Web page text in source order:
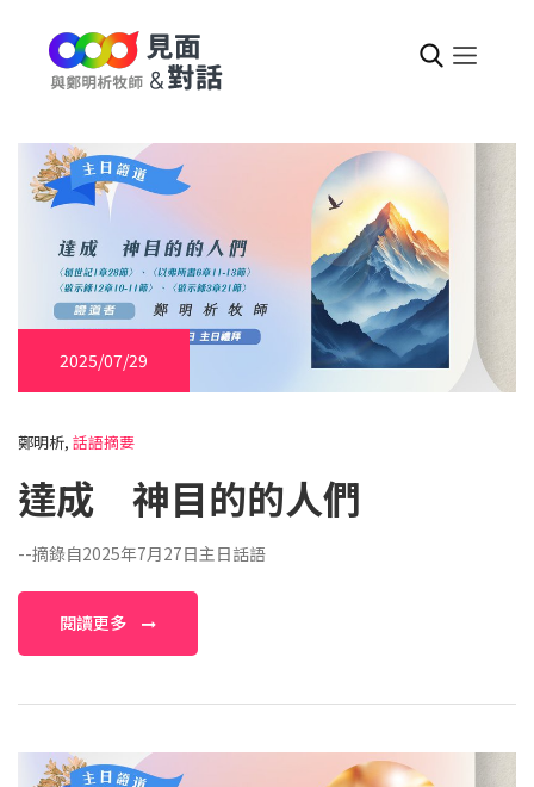
2025/07/29
鄭明析, 話語摘要
達成 神目的的人們
--摘錄自2025年7月27日主日話語
閱讀更多